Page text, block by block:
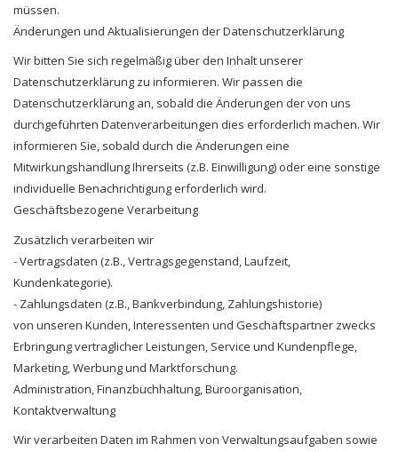
müssen.
Änderungen und Aktualisierungen der Datenschutzerklärung
Wir bitten Sie sich regelmäßig über den Inhalt unserer
Datenschutzerklärung zu informieren. Wir passen die
Datenschutzerklärung an, sobald die Änderungen der von uns
durchgeführten Datenverarbeitungen dies erforderlich machen. Wir
informieren Sie, sobald durch die Änderungen eine
Mitwirkungshandlung Ihrerseits (z.B. Einwilligung) oder eine sonstige
individuelle Benachrichtigung erforderlich wird.
Geschäftsbezogene Verarbeitung
Zusätzlich verarbeiten wir
- Vertragsdaten (z.B., Vertragsgegenstand, Laufzeit,
Kundenkategorie).
- Zahlungsdaten (z.B., Bankverbindung, Zahlungshistorie)
von unseren Kunden, Interessenten und Geschäftspartner zwecks
Erbringung vertraglicher Leistungen, Service und Kundenpflege,
Marketing, Werbung und Marktforschung.
Administration, Finanzbuchhaltung, Büroorganisation,
Kontaktverwaltung
Wir verarbeiten Daten im Rahmen von Verwaltungsaufgaben sowie